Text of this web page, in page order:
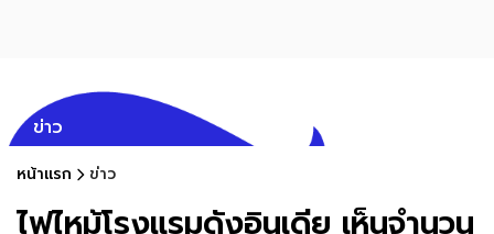
ข่าว
หน้าแรก ข่าว
ไฟไหม้โรงแรมดังอินเดีย เห็นจำนวน